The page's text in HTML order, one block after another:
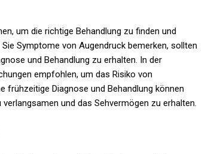
um die richtige Behandlung zu finden und
Symptome von Augendruck bemerken, sollten
und Behandlung zu erhalten. In der
empfohlen, um das Risiko von
frühzeitige Diagnose und Behandlung können
und das Sehvermögen zu erhalten.